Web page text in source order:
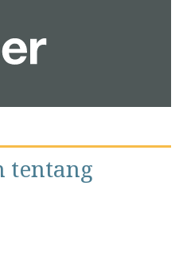
tentang